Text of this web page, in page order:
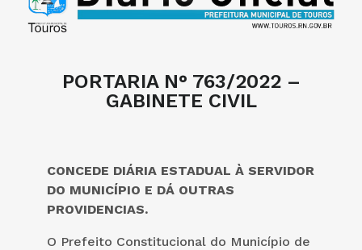
PORTARIA N° 763/2022 –
GABINETE CIVIL
CONCEDE DIÁRIA ESTADUAL À SERVIDOR
DO MUNICÍPIO E DÁ OUTRAS
PROVIDENCIAS.
O Prefeito Constitucional do Município de